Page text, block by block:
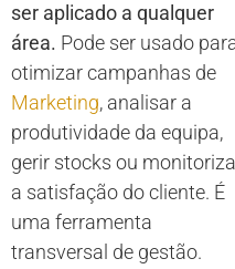
ser aplicado a qualquer
área. Pode ser usado
otimizar campanhas de
Marketing, analisar a
produtividade da equipa,
gerir stocks ou
a satisfação do cliente. É
uma ferramenta
transversal de gestão.